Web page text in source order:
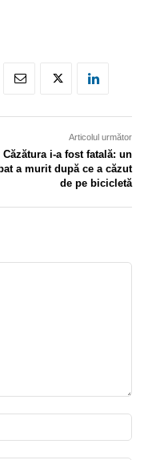
Articolul următor
Căzătura i-a fost fatală: un
a murit după ce a căzut
de pe bicicletă